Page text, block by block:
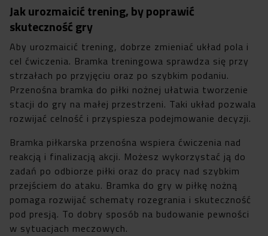
Jak urozmaicić trening, by poprawić
skuteczność gry
Aby urozmaicić trening, dobrze zmieniać układ pola i
cel ćwiczenia. Bramka treningowa sprawdza się przy
strzałach po przyjęciu oraz po szybkim podaniu.
Przenośna bramka do piłki nożnej ułatwia tworzenie
stacji do gry na małej przestrzeni. Taki układ pozwala
rozwijać celność i przyspiesza podejmowanie decyzji.
Bramka piłkarska przenośna wspiera ćwiczenia nad
reakcją i finalizacją akcji. Możesz wykorzystać ją do
zadań po odbiorze piłki oraz do pracy nad szybkim
przejściem do ataku. Bramka do gry w piłkę nożną
pomaga rozwijać schematy rozegrania i skuteczność
pod presją. To dobry sposób na budowanie pewności
w sytuacjach meczowych.